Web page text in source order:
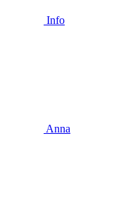
Info
Anna